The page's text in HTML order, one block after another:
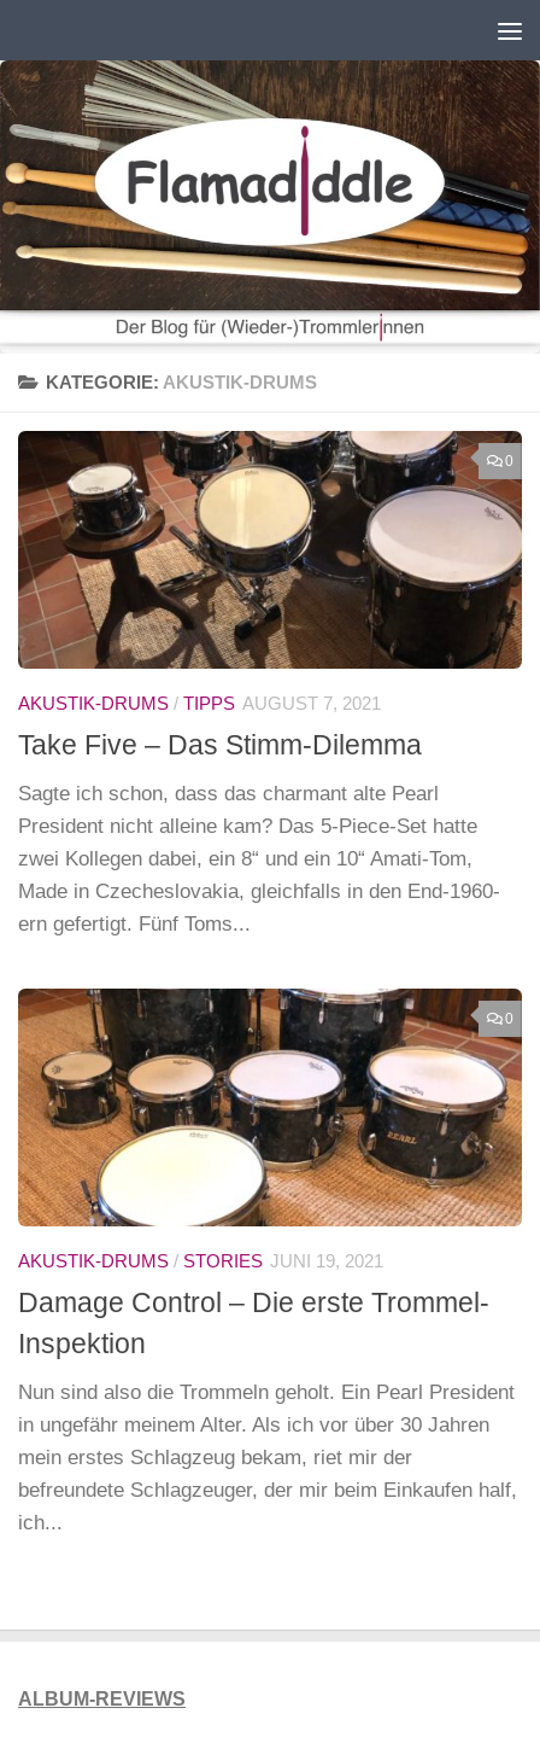
KATEGORIE: AKUSTIK-DRUMS
0
AKUSTIK-DRUMS / TIPPS AUGUST 7, 2021
Take Five – Das Stimm-Dilemma
Sagte ich schon, dass das charmant alte Pearl
President nicht alleine kam? Das 5-Piece-Set hatte
zwei Kollegen dabei, ein 8“ und ein 10“ Amati-Tom,
Made in Czecheslovakia, gleichfalls in den End-1960-
ern gefertigt. Fünf Toms...
0
AKUSTIK-DRUMS / STORIES JUNI 19, 2021
Damage Control – Die erste Trommel-
Inspektion
Nun sind also die Trommeln geholt. Ein Pearl President
in ungefähr meinem Alter. Als ich vor über 30 Jahren
mein erstes Schlagzeug bekam, riet mir der
befreundete Schlagzeuger, der mir beim Einkaufen half,
ich...
ALBUM-REVIEWS